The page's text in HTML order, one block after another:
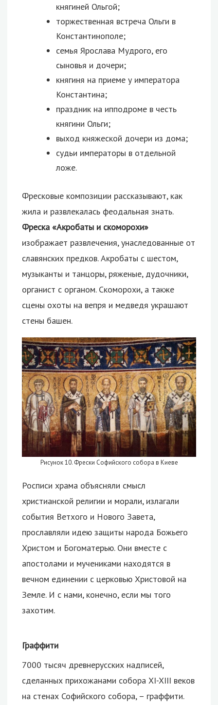
княгиней Ольгой;
торжественная встреча Ольги в
Константинополе;
семья Ярослава Мудрого, его
сыновья и дочери;
княгиня на приеме у императора
Константина;
праздник на ипподроме в честь
княгини Ольги;
выход княжеской дочери из дома;
судьи императоры в отдельной
ложе.
Фресковые композиции рассказывают, как
жила и развлекалась феодальная знать.
Фреска «Акробаты и скоморохи»
изображает развлечения, унаследованные от
славянских предков. Акробаты с шестом,
музыканты и танцоры, ряженые, дудочники,
органист с органом. Скоморохи, а также
сцены охоты на вепря и медведя украшают
стены башен.
Рисунок 10. Фрески Софийского собора в Киеве
Росписи храма объясняли смысл
христианской религии и морали, излагали
события Ветхого и Нового Завета,
прославляли идею защиты народа Божьего
Христом и Богоматерью. Они вместе с
апостолами и мучениками находятся в
вечном единении с церковью Христовой на
Земле. И с нами, конечно, если мы того
захотим.
Граффити
7000 тысяч древнерусских надписей,
сделанных прихожанами собора XI-XIII веков
на стенах Софийского собора, – граффити.